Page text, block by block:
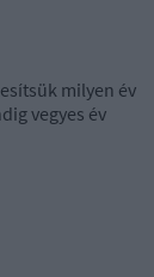
milyen év
vegyes év